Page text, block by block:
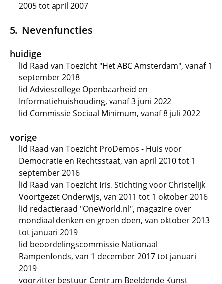
2005 tot april 2007
Nevenfuncties
huidige
lid Raad van Toezicht "Het ABC Amsterdam", vanaf 1
september 2018
lid Adviescollege Openbaarheid en
Informatiehuishouding, vanaf 3 juni 2022
lid Commissie Sociaal Minimum, vanaf 8 juli 2022
vorige
lid Raad van Toezicht ProDemos - Huis voor
Democratie en Rechtsstaat, van april 2010 tot 1
september 2016
lid Raad van Toezicht Iris, Stichting voor Christelijk
Voortgezet Onderwijs, van 2011 tot 1 oktober 2016
lid redactieraad "OneWorld.nl", magazine over
mondiaal denken en groen doen, van oktober 2013
tot januari 2019
lid beoordelingscommissie Nationaal
Rampenfonds, van 1 december 2017 tot januari
2019
voorzitter bestuur Centrum Beeldende Kunst